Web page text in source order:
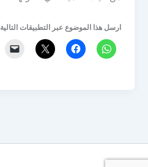
ارسل هذا الموضوع عبر التطبيقات التالية